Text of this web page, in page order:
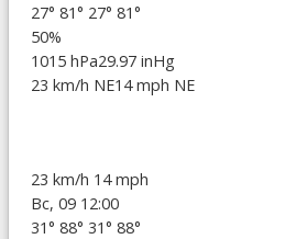
27° 81° 27° 81°
50%
1015 hPa29.97 inHg
23 km/h NE14 mph NE
23 km/h 14 mph
Вс, 09 12:00
31° 88° 31° 88°